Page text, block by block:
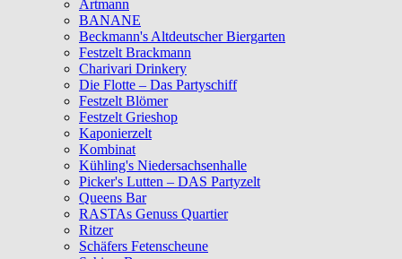
Artmann
BANANE
Beckmann's Altdeutscher Biergarten
Festzelt Brackmann
Charivari Drinkery
Die Flotte – Das Partyschiff
Festzelt Blömer
Festzelt Grieshop
Kaponierzelt
Kombinat
Kühling's Niedersachsenhalle
Picker's Lutten – DAS Partyzelt
Queens Bar
RASTAs Genuss Quartier
Ritzer
Schäfers Fetenscheune